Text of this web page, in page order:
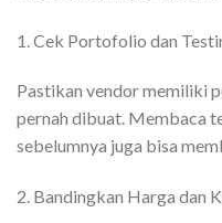
1. Cek Portofolio dan
Pastikan vendor memiliki
pernah dibuat. Membaca
sebelumnya juga bisa
2. Bandingkan Harga dan